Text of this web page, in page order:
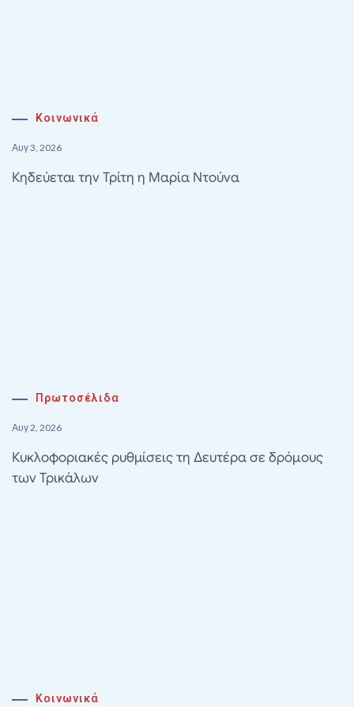
Κοινωνικά
Αυγ 3, 2026
Κηδεύεται την Τρίτη η Μαρία Ντούνα
Πρωτοσέλιδα
Αυγ 2, 2026
Κυκλοφοριακές ρυθμίσεις τη Δευτέρα σε δρόμους
των Τρικάλων
Κοινωνικά